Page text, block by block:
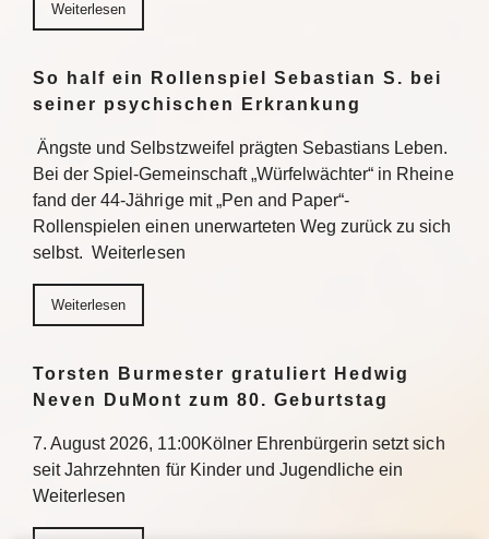
Weiterlesen
So half ein Rollenspiel Sebastian S. bei
seiner psychischen Erkrankung
Ängste und Selbstzweifel prägten Sebastians Leben.
Bei der Spiel-Gemeinschaft „Würfelwächter“ in Rheine
fand der 44-Jährige mit „Pen and Paper“-
Rollenspielen einen unerwarteten Weg zurück zu sich
selbst. Weiterlesen
Weiterlesen
Torsten Burmester gratuliert Hedwig
Neven DuMont zum 80. Geburtstag
7. August 2026, 11:00Kölner Ehrenbürgerin setzt sich
seit Jahrzehnten für Kinder und Jugendliche ein
Weiterlesen